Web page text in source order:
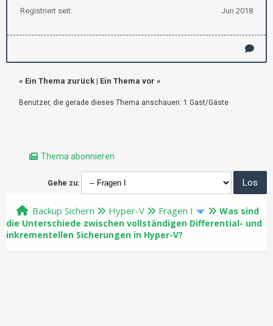
Registriert seit: Jun 2018
« Ein Thema zurück | Ein Thema vor »
Benutzer, die gerade dieses Thema anschauen: 1 Gast/Gäste
Thema abonnieren
Gehe zu:
Backup Sichern Hyper-V Fragen I
Was sind
die Unterschiede zwischen vollständigen Differential- und
inkrementellen Sicherungen in Hyper-V?